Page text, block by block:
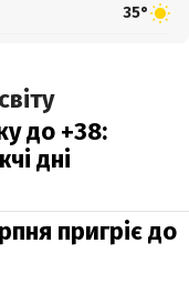
35°
до +38:
дні
пригріє до